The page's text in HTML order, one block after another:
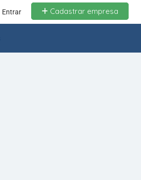
Entrar Cadastrar empresa